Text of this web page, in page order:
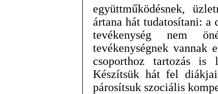
együttműködésnek,
ártana hát tudatosítani: a
tevékenység nem
tevékenységnek vannak
csoporthoz tartozás
Készítsük hát fel
párosítsuk szociális